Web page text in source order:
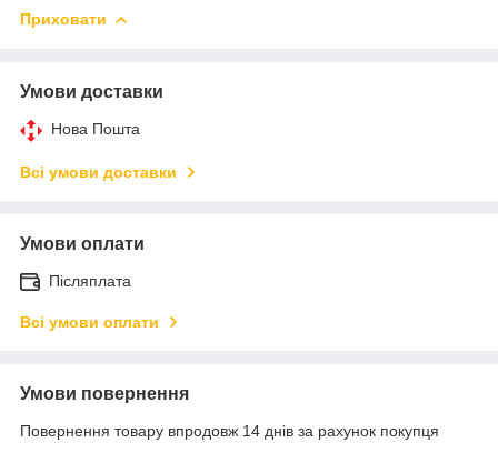
Приховати
Умови доставки
Нова Пошта
Всі умови доставки
Умови оплати
Післяплата
Всі умови оплати
Умови повернення
Повернення товару впродовж 14 днів за рахунок покупця